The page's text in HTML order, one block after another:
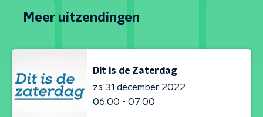
Meer uitzendingen
Dit is de Zaterdag
za 31 december 2022
06:00 - 07:00